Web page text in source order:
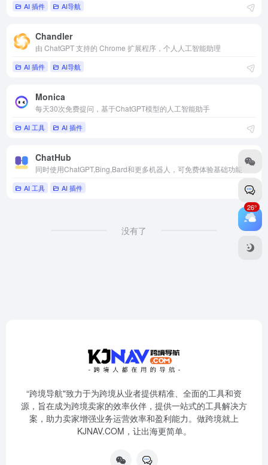
AI 插件 AI导航
Chandler
由 ChatGPT 支持的 Chrome 扩展程序，个人人工智能助理
AI 插件 AI导航
Monica
每天30次免费提问，基于ChatGPT模型的人工智能助手
AI 工具 AI 插件
ChatHub
同时使用ChatGPT,Bing,Bard和更多机器人，可免费体验基础功能
AI 工具 AI 插件
没有了
“跨境导航"致力于为跨境从业者提供精准、全面的工具和资
源，旨在成为跨境卖家的效率伙伴，提供一站式的工具解决方
案，助力卖家增强业务运营效率和盈利能力。做跨境就上
KJNAV.COM，让出海更简单。
26°